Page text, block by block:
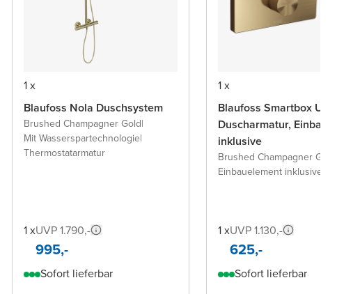
1 x
Blaufoss Nola Duschsystem
Brushed Champagner Gold|
Mit Wasserspartechnologie|
Thermostatarmatur
1 xUVP 1.790,-
995,-
Sofort lieferbar
1 x
Blaufoss Smartbox
Duscharmatur,
inklusive
Brushed Champagner Gold
Einbauelement inklusive
1 xUVP 1.130,-
625,-
Sofort lieferbar